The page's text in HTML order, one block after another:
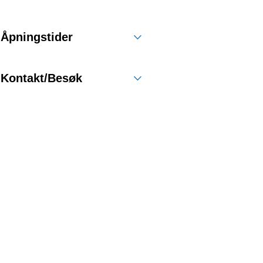
Åpningstider
Kontakt/Besøk